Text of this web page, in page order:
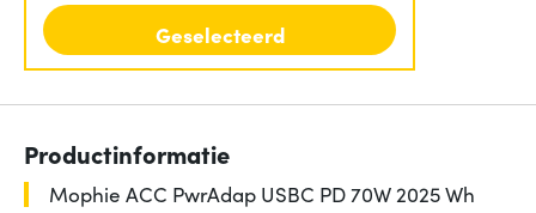
Geselecteerd
Productinformatie
Mophie ACC PwrAdap USBC PD 70W 2025 Wh